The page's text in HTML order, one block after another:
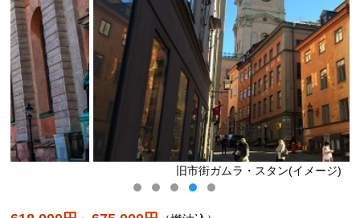
旧市街ガムラ・スタン(イメージ)